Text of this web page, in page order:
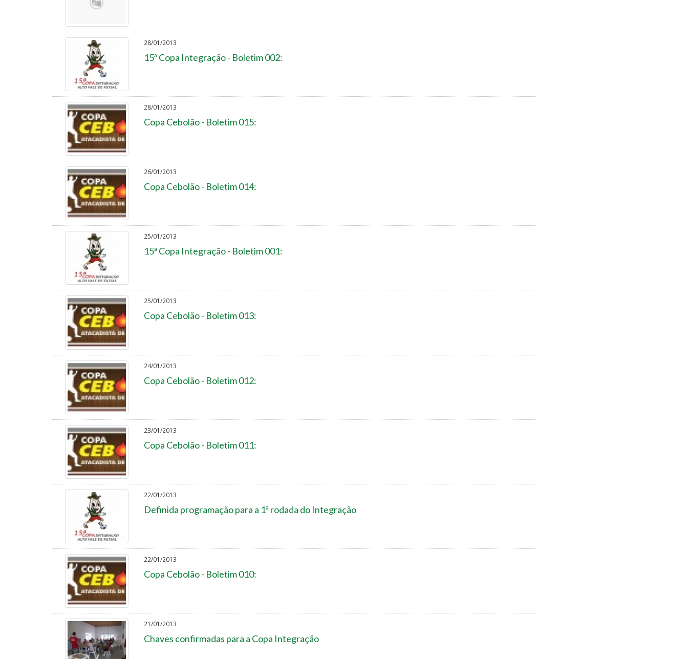
28/01/2013
15ª Copa Integração - Boletim 002:
28/01/2013
Copa Cebolão - Boletim 015:
26/01/2013
Copa Cebolão - Boletim 014:
25/01/2013
15ª Copa Integração - Boletim 001:
25/01/2013
Copa Cebolão - Boletim 013:
24/01/2013
Copa Cebolão - Boletim 012:
23/01/2013
Copa Cebolão - Boletim 011:
22/01/2013
Definida programação para a 1ª rodada do Integração
22/01/2013
Copa Cebolão - Boletim 010:
21/01/2013
Chaves confirmadas para a Copa Integração